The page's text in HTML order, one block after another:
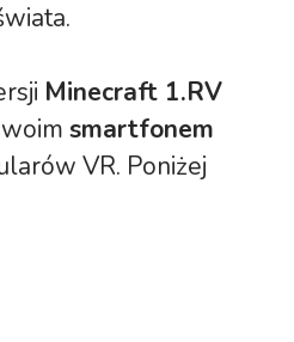
Minecraft 1.RV
smartfonem
VR. Poniżej